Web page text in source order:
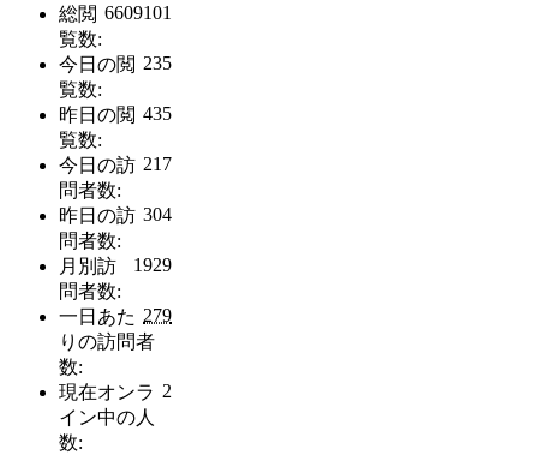
6609101
総閲
覧数:
235
今日の閲
覧数:
435
昨日の閲
覧数:
217
今日の訪
問者数:
304
昨日の訪
問者数:
1929
月別訪
問者数:
279
一日あた
りの訪問者
数:
2
現在オンラ
イン中の人
数: